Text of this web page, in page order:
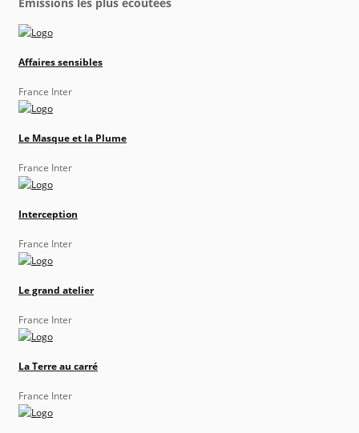
Affaires sensibles
France Inter
Le Masque et la Plume
France Inter
Interception
France Inter
Le grand atelier
France Inter
La Terre au carré
France Inter